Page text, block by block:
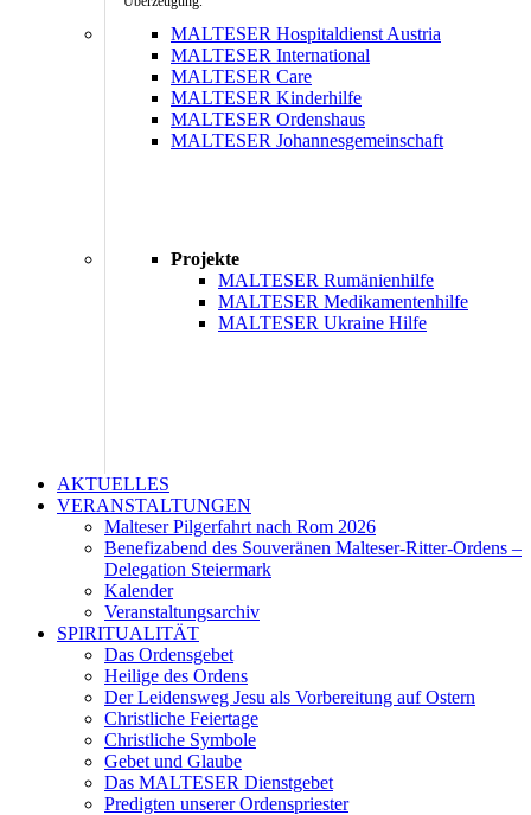
MALTESER Hospitaldienst Austria
MALTESER International
MALTESER Care
MALTESER Kinderhilfe
MALTESER Ordenshaus
MALTESER Johannesgemeinschaft
Projekte
MALTESER Rumänienhilfe
MALTESER Medikamentenhilfe
MALTESER Ukraine Hilfe
AKTUELLES
VERANSTALTUNGEN
Malteser Pilgerfahrt nach Rom 2026
Benefizabend des Souveränen Malteser-Ritter-Ordens –
Delegation Steiermark
Kalender
Veranstaltungsarchiv
SPIRITUALITÄT
Das Ordensgebet
Heilige des Ordens
Der Leidensweg Jesu als Vorbereitung auf Ostern
Christliche Feiertage
Christliche Symbole
Gebet und Glaube
Das MALTESER Dienstgebet
Predigten unserer Ordenspriester